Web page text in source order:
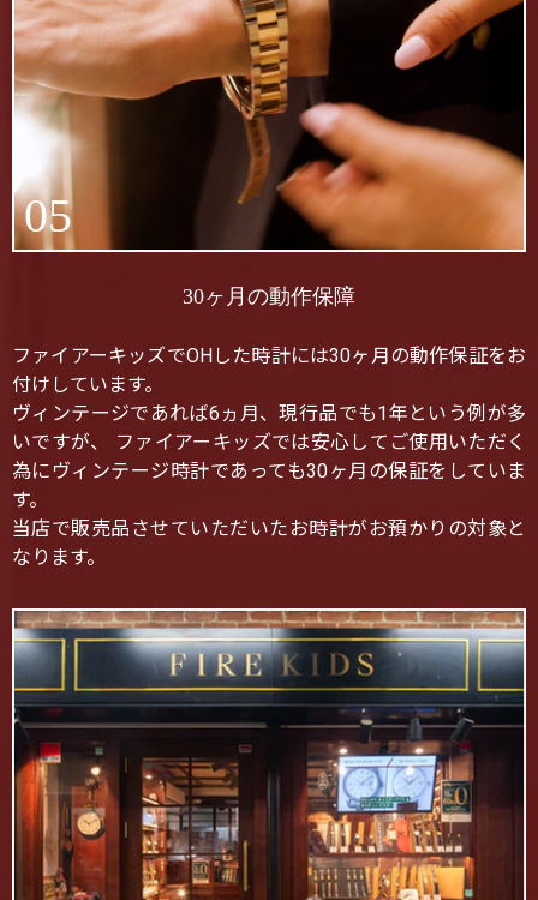
05
30ヶ月の動作保障
ファイアーキッズでOHした時計には30ヶ月の動作保証をお
付けしています。
ヴィンテージであれば6ヵ月、現行品でも1年という例が多
いですが、 ファイアーキッズでは安心してご使用いただく
為にヴィンテージ時計であっても30ヶ月の保証をしていま
す。
当店で販売品させていただいたお時計がお預かりの対象と
なります。